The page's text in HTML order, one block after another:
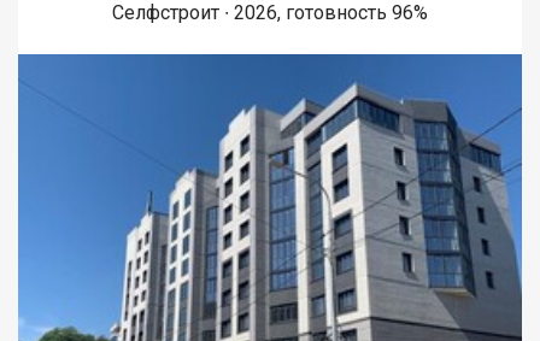
Селфстроит ∙ 2026, готовность 96%